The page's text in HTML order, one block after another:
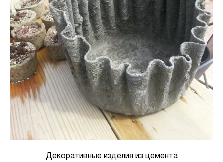
Декоративные изделия из цемента